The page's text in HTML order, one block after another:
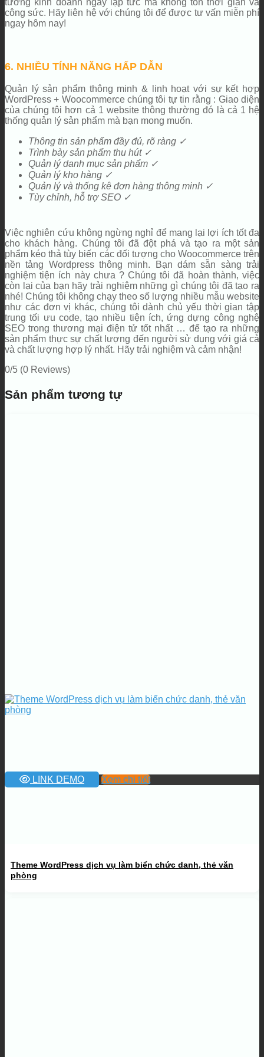
công sức. Hãy liên hệ với chúng tôi để được tư vấn miễn phí
ngay hôm nay!
6. NHIỀU TÍNH NĂNG HẤP DẪN
Quản lý sản phẩm thông minh & linh hoạt với sự kết hợp
WordPress + Woocommerce chúng tôi tự tin rằng : Giao diện
của chúng tôi hơn cả 1 website thông thường đó là cả 1 hệ
thống quản lý sản phẩm mà bạn mong muốn.
Thông tin sản phẩm đầy đủ, rõ ràng ✓
Trình bày sản phẩm thu hút ✓
Quản lý danh mục sản phẩm ✓
Quản lý kho hàng ✓
Quản lý và thống kê đơn hàng thông minh ✓
Tùy chỉnh, hỗ trợ SEO ✓
Việc nghiên cứu không ngừng nghỉ để mang lại lợi ích tốt đa
cho khách hàng. Chúng tôi đã đột phá và tạo ra một sản
phẩm kéo thả tùy biến các đối tượng cho Woocommerce trên
nền tảng Wordpress thông minh. Bạn dám sẵn sàng trải
nghiệm tiện ích này chưa ? Chúng tôi đã hoàn thành, việc
còn lại của bạn hãy trải nghiệm những gì chúng tôi đã tạo ra
nhé! Chúng tôi không chạy theo số lượng nhiều mẫu website
như các đơn vị khác, chúng tôi dành chủ yếu thời gian tập
trung tối ưu code, tạo nhiều tiện ích, ứng dựng công nghệ
SEO trong thương mại điện tử tốt nhất … để tạo ra những
sản phẩm thực sự chất lượng đến người sử dụng với giá cả
và chất lượng hợp lý nhất. Hãy trải nghiệm và cảm nhận!
0/5 (0 Reviews)
Sản phẩm tương tự
LINK DEMO Xem chi tiết
Theme WordPress dịch vụ làm biển chức danh, thẻ văn
phòng